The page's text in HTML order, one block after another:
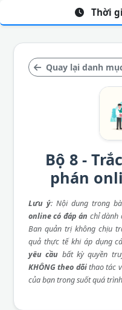
Quay lại danh
Bộ 8 -
phán
Lưu ý: Nội dung trong
online có đáp án chỉ dành
Ban quản trị không chịu
quả thực tế khi áp dụng
yêu cầu bất kỳ quyền
KHÔNG theo dõithao tác
của bạn trong suốt quá
Thời